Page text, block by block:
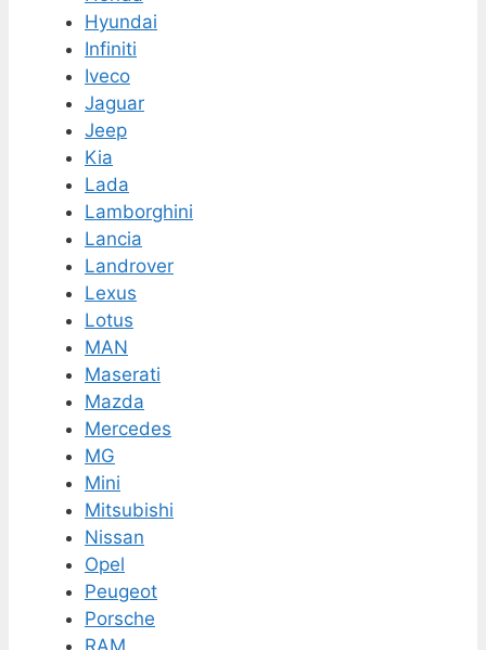
Hyundai
Infiniti
Iveco
Jaguar
Jeep
Kia
Lada
Lamborghini
Lancia
Landrover
Lexus
Lotus
MAN
Maserati
Mazda
Mercedes
MG
Mini
Mitsubishi
Nissan
Opel
Peugeot
Porsche
RAM